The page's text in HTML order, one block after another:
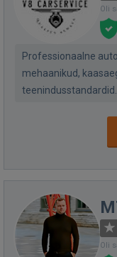
Oli
Professionaalne
mehaanikud,
teenindusstandardid.
Oli